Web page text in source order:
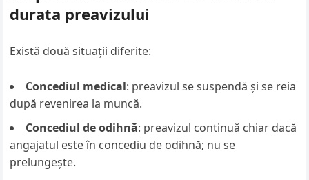
durata preavizului
Există două situații diferite:
Concediul medical: preavizul se suspendă și se reia
după revenirea la muncă.
Concediul de odihnă: preavizul continuă chiar dacă
angajatul este în concediu de odihnă; nu se
prelungește.